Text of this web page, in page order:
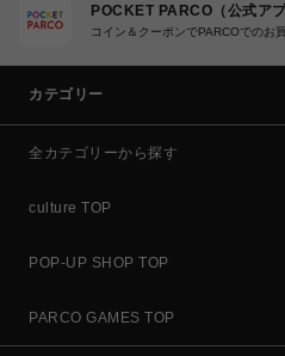
POCKET PARCO（公式アプ
コイン＆クーポンでPARCOでのお
カテゴリー
全カテゴリーから探す
culture TOP
POP-UP SHOP TOP
PARCO GAMES TOP